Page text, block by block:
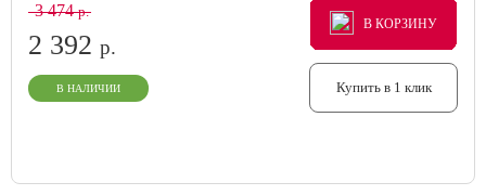
3 474р.
2 392 р.
В НАЛИЧИИ
В КОРЗИНУ
В КОРЗИНУ
В КОРЗИНУ
Купить в 1 клик